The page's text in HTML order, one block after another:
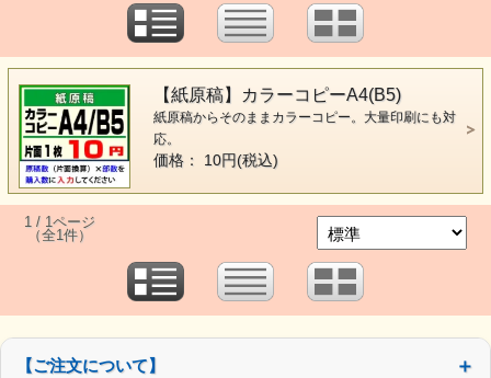
【紙原稿】カラーコピーA4(B5)
紙原稿からそのままカラーコピー。大量印刷にも対
応。
価格： 10円(税込)
1 / 1ページ
（全1件）
【ご注文について】